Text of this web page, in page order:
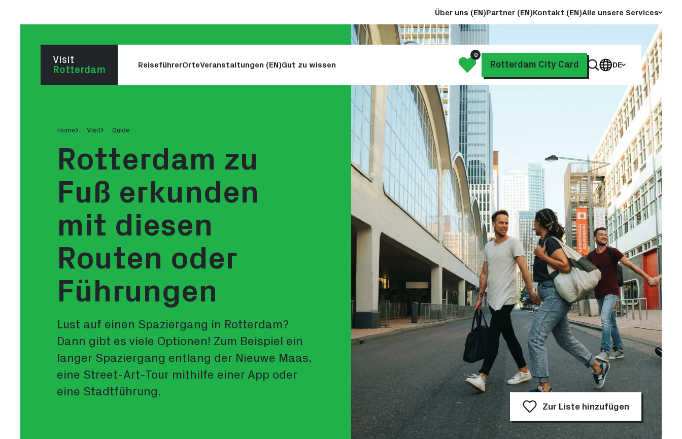
Zur Startseite gehen
Visit
Rotterdam
ReiseführerOrteVeranstaltungen (EN)Gut zu wissen
Meine
0
Rotterdam City Card
Auf
unserer
Website
suchen
DE
Über uns (EN)Partner (EN)Kontakt (EN)Alle unsere Services
Home Visit Guide
Rotterdam zu
Fuß erkunden
mit diesen
Routen oder
Führungen
Lust auf einen Spaziergang in Rotterdam?
Dann gibt es viele Optionen! Zum Beispiel ein
langer Spaziergang entlang der Nieuwe Maas,
eine Street-Art-Tour mithilfe einer App oder
eine Stadtführung.
Zur Liste hinzufügen